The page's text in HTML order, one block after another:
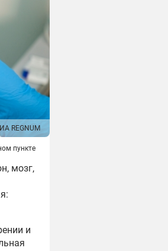
ИА REGNUM
пункте
мозг,
и